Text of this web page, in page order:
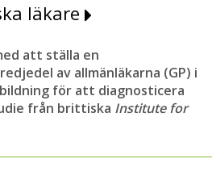
läkare
att ställa en
av allmänläkarna (GP) i
för att diagnosticera
från brittiska Institute for